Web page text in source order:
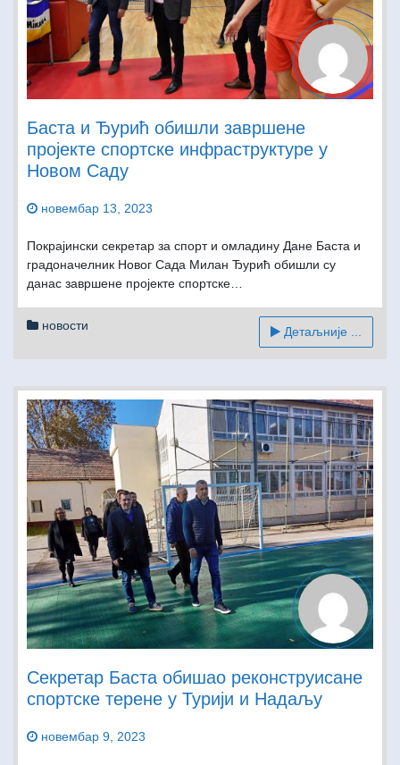
Баста и Ђурић обишли завршене
пројекте спортске инфраструктуре у
Новом Саду
новембар 13, 2023
Покрајински секретар за спорт и омладину Дане Баста и
градоначелник Новог Сада Милан Ђурић обишли су
данас завршене пројекте спортске…
новости Детаљније ...
Секретар Баста обишао реконструисане
спортске терене у Турији и Надаљу
новембар 9, 2023